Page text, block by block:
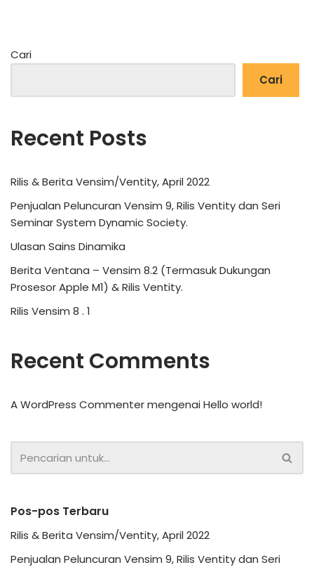
Cari
Cari
Recent Posts
Rilis & Berita Vensim/Ventity, April 2022
Penjualan Peluncuran Vensim 9, Rilis Ventity dan Seri
Seminar System Dynamic Society.
Ulasan Sains Dinamika
Berita Ventana – Vensim 8.2 (Termasuk Dukungan
Prosesor Apple M1) & Rilis Ventity.
Rilis Vensim 8 . 1
Recent Comments
A WordPress CommentermengenaiHello world!
Pos-pos Terbaru
Rilis & Berita Vensim/Ventity, April 2022
Penjualan Peluncuran Vensim 9, Rilis Ventity dan Seri